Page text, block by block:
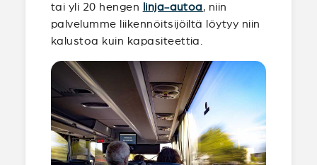
tai yli 20 hengen linja-autoa, niin
palvelumme liikennöitsijöiltä löytyy niin
kalustoa kuin kapasiteettia.